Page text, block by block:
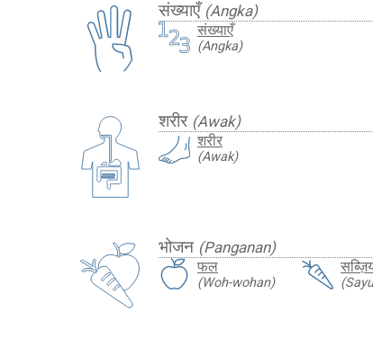
संख्याएँ (Angka)
संख्याएँ
(Angka)
शरीर (Awak)
शरीर
(Awak)
भोजन (Panganan)
फल
(Woh-wohan)